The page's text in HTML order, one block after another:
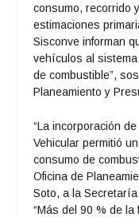
consumo, recorrido
estimaciones
Sisconve informan
vehículos al
de combustible”,
Planeamiento y
“La incorporación
Vehicular permitió
consumo de
Oficina de
Soto, a la
“Más del 90 % de